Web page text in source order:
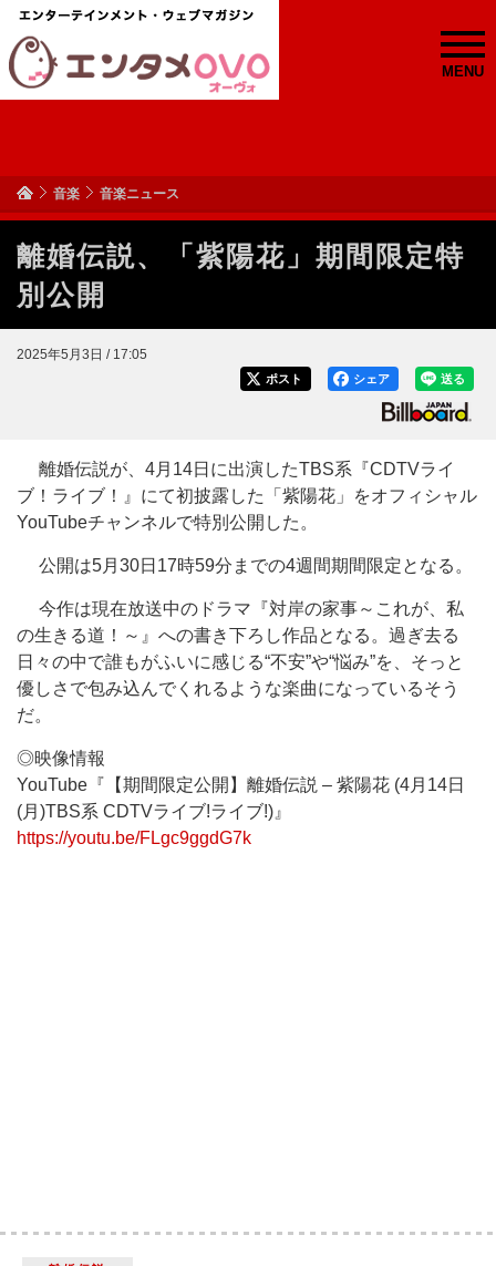
MENU
音楽 音楽ニュース
離婚伝説、「紫陽花」期間限定特
別公開
2025年5月3日 / 17:05
送る
シェア
ポスト
離婚伝説が、4月14日に出演したTBS系『CDTVライ
ブ！ライブ！』にて初披露した「紫陽花」をオフィシャル
YouTubeチャンネルで特別公開した。
公開は5月30日17時59分までの4週間期間限定となる。
今作は現在放送中のドラマ『対岸の家事～これが、私
の生きる道！～』への書き下ろし作品となる。過ぎ去る
日々の中で誰もがふいに感じる“不安”や“悩み”を、そっと
優しさで包み込んでくれるような楽曲になっているそう
だ。
◎映像情報
YouTube『【期間限定公開】離婚伝説 – 紫陽花 (4月14日
(月)TBS系 CDTVライブ!ライブ!)』
https://youtu.be/FLgc9ggdG7k